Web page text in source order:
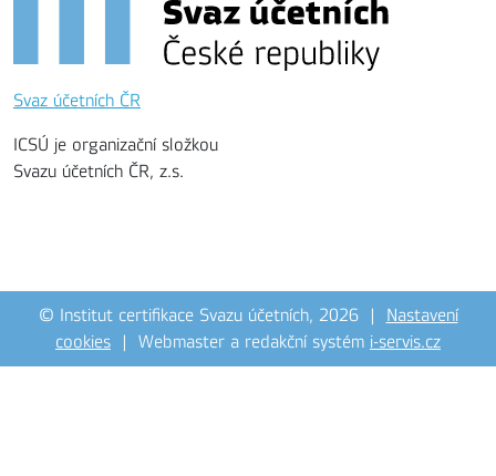
Svaz účetních ČR
ICSÚ je organizační složkou
Svazu účetních ČR, z.s.
© Institut certifikace Svazu účetních, 2026 | Nastavení
cookies | Webmaster a redakční systém i-servis.cz